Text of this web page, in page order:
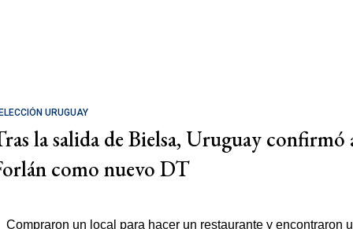
URUGUAY
la salida de Bielsa, Uruguay confirmó
como nuevo DT